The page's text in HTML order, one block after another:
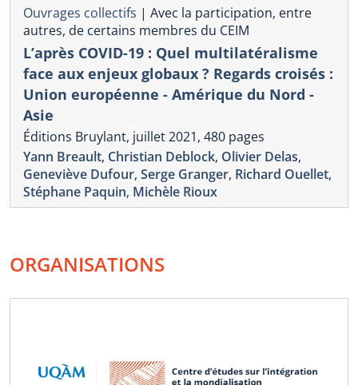
Ouvrages collectifs | Avec la participation, entre
autres, de certains membres du CEIM
L’après COVID-19 : Quel multilatéralisme
face aux enjeux globaux ? Regards croisés :
Union européenne - Amérique du Nord -
Asie
Éditions Bruylant, juillet 2021, 480 pages
Yann Breault, Christian Deblock, Olivier Delas,
Geneviève Dufour, Serge Granger, Richard Ouellet,
Stéphane Paquin, Michèle Rioux
ORGANISATIONS